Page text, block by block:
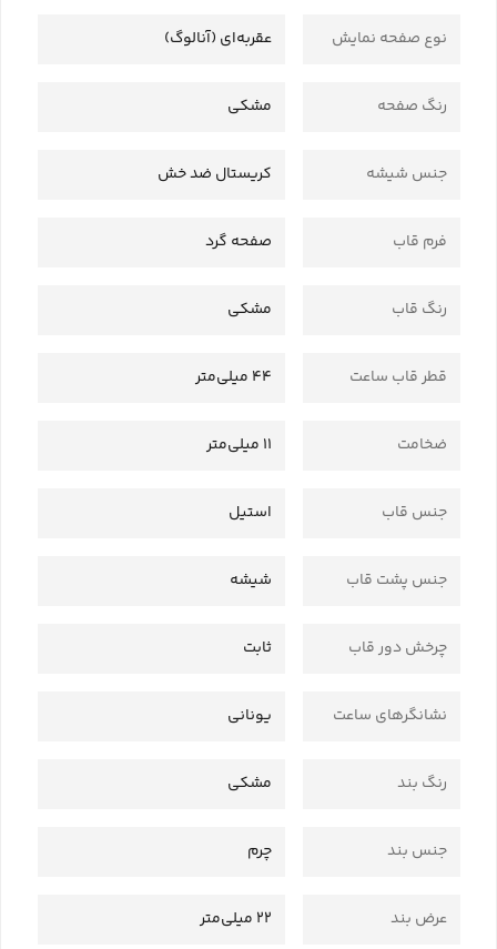
نوع صفحه نمایش عقربه‌ای (آنالوگ)
رنگ صفحه مشکی
جنس شیشه کریستال ضد خش
فرم قاب صفحه گرد
رنگ قاب مشکی
قطر قاب ساعت 44 میلی‌متر
ضخامت 11 میلی‌متر
جنس قاب استیل
جنس پشت قاب شیشه
چرخش دور قاب ثابت
نشانگرهای ساعت یونانی
رنگ بند مشکی
جنس بند چرم
عرض بند 22 میلی‌متر